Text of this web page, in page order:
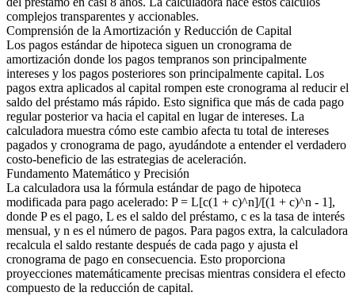
complejos transparentes y accionables.
Comprensión de la Amortización y Reducción de Capital
Los pagos estándar de hipoteca siguen un cronograma de
amortización donde los pagos tempranos son principalmente
intereses y los pagos posteriores son principalmente capital. Los
pagos extra aplicados al capital rompen este cronograma al reducir el
saldo del préstamo más rápido. Esto significa que más de cada pago
regular posterior va hacia el capital en lugar de intereses. La
calculadora muestra cómo este cambio afecta tu total de intereses
pagados y cronograma de pago, ayudándote a entender el verdadero
costo-beneficio de las estrategias de aceleración.
Fundamento Matemático y Precisión
La calculadora usa la fórmula estándar de pago de hipoteca
modificada para pago acelerado: P = L[c(1 + c)^n]/[(1 + c)^n - 1],
donde P es el pago, L es el saldo del préstamo, c es la tasa de interés
mensual, y n es el número de pagos. Para pagos extra, la calculadora
recalcula el saldo restante después de cada pago y ajusta el
cronograma de pago en consecuencia. Esto proporciona
proyecciones matemáticamente precisas mientras considera el efecto
compuesto de la reducción de capital.